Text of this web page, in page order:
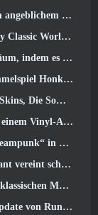
eingereicht
Closed Test
S-Rank-Agenten bietet
sollten: Link-Seele
zurückgekehrt
Collector’s Edition
der Version 2.0
Kämpfe und die Tiefen
of Legends bekannt
hat ein Ende